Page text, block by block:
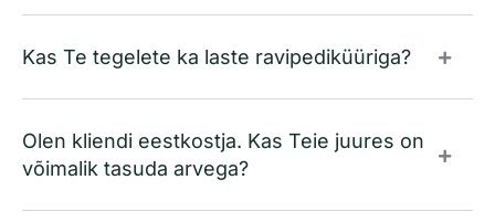
Kas Te tegelete ka laste ravipediküüriga?
Olen kliendi eestkostja. Kas Teie juures on
võimalik tasuda arvega?